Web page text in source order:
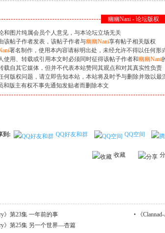
幽幽Nani - 论坛版权
和图片纯属会员个人意见，与本论坛立场无关
该帖子作者发表，该帖子作者与幽幽Nani享有帖子相关版权
署名制作，使用本内容请标明出处，未经允许不得以任何形
使用、转载或引用本文时必须同时征得该帖子作者和幽幽Nani
载自其它媒体，但并不代表本站赞同其观点和对其真实性负责
何版权问题，请立即告知本站，本站将及时予与删除并致以最
和版主有权不事先通知发贴者而删除本文
到: QQ好友和群 QQ空间
收藏
》第23集 一年前的事 •
《
》第25集 另一个世界—杏篇